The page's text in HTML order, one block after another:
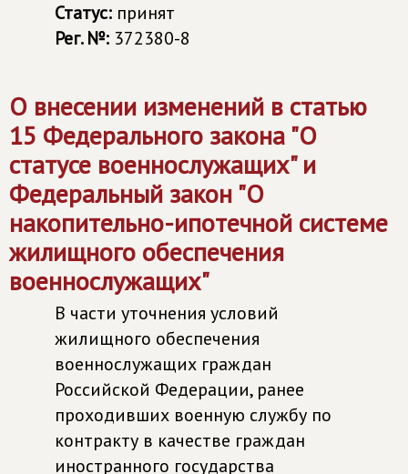
Статус: принят
Рег. №: 372380-8
О внесении изменений в статью
15 Федерального закона "О
статусе военнослужащих" и
Федеральный закон "О
накопительно-ипотечной системе
жилищного обеспечения
военнослужащих"
В части уточнения условий
жилищного обеспечения
военнослужащих граждан
Российской Федерации, ранее
проходивших военную службу по
контракту в качестве граждан
иностранного государства